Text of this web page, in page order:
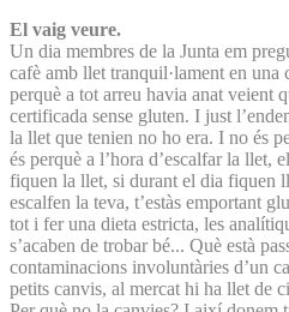
El vaig veure.
Un dia membres de la Junta em
cafè amb llet tranquil·lament en una
perquè a tot arreu havia anat veient
certificada sense gluten. I just
la llet que tenien no ho era. I no és
és perquè a l’hora d’escalfar la llet,
fiquen la llet, si durant el dia fiquen
escalfen la teva, t’estàs emportant
tot i fer una dieta estricta, les
s’acaben de trobar bé... Què està
contaminacions involuntàries d’un
petits canvis, al mercat hi ha llet de